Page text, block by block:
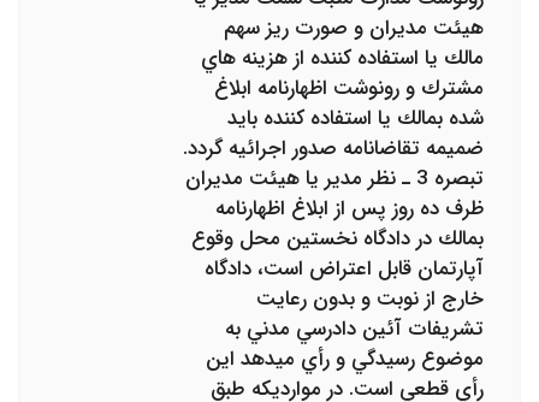
هيئت مديران و صورت ريز سهم
مالك يا استفاده كننده از هزينه هاي
مشترك و رونوشت اظهارنامه ابلاغ
شده بمالك يا استفاده كننده بايد
ضميمه تقاضانامه صدور اجرائيه گردد.
تبصره 3 ـ نظر مدير يا هيئت مديران
ظرف ده روز پس از ابلاغ اظهارنامه
بمالك در دادگاه نخستين محل وقوع
آپارتمان قابل اعتراض است، دادگاه
خارج از نوبت و بدون رعايت
تشريفات آئين دادرسي مدني به
موضوع رسيدگي و رأي ميدهد اين
رأي قطعي است. در موارديكه طبق